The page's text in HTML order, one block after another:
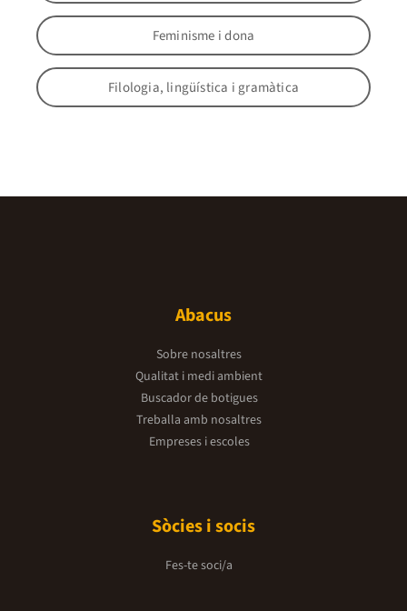
Feminisme i dona
Filologia, lingüística i gramàtica
Abacus
Sobre nosaltres
Qualitat i medi ambient
Buscador de botigues
Treballa amb nosaltres
Empreses i escoles
Sòcies i socis
Fes-te soci/a